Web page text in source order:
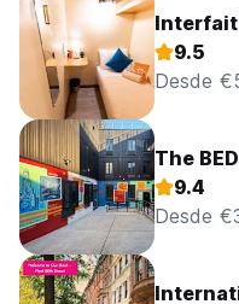
9.5
Desde
The
9.4
Desde